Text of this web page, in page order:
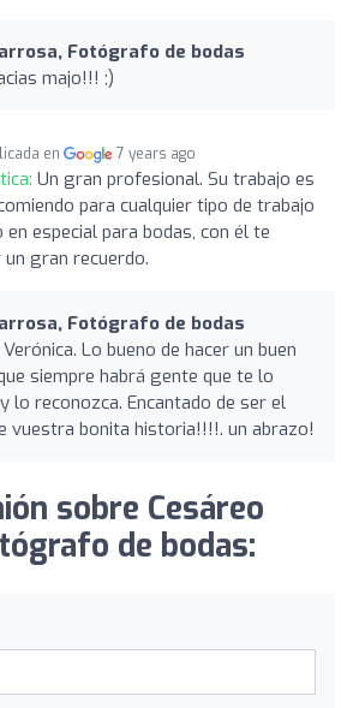
Fotógrafo de bodas
majo!!! ;)
en 7 years ago
Un gran profesional. Su trabajo es
para cualquier tipo de trabajo
especial para bodas, con él te
gran recuerdo.
Fotógrafo de bodas
Lo bueno de hacer un buen
siempre habrá gente que te lo
lo reconozca. Encantado de ser el
vuestra bonita historia!!!!. un abrazo!
sobre Cesáreo
de bodas: